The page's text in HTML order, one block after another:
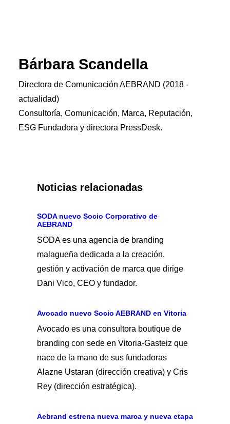
Bárbara Scandella
Directora de Comunicación AEBRAND (2018 -
actualidad)
Consultoría, Comunicación, Marca, Reputación,
ESG Fundadora y directora PressDesk.
Noticias relacionadas
SODA nuevo Socio Corporativo de
AEBRAND
SODA es una agencia de branding
malagueña dedicada a la creación,
gestión y activación de marca que dirige
Dani Vico, CEO y fundador.
Avocado nuevo Socio AEBRAND en Vitoria
Avocado es una consultora boutique de
branding con sede en Vitoria-Gasteiz que
nace de la mano de sus fundadoras
Alazne Ustaran (dirección creativa) y Cris
Rey (dirección estratégica).
Aebrand estrena nueva marca y nueva etapa